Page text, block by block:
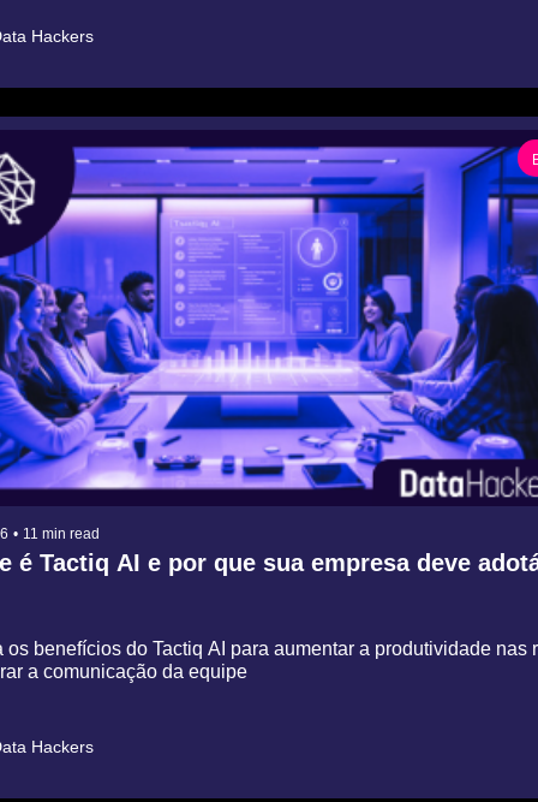
Hackers
• 11 min read
é Tactiq AI e por que sua empresa deve
os benefícios do Tactiq AI para aumentar a produtividade nas
a comunicação da equipe
Hackers